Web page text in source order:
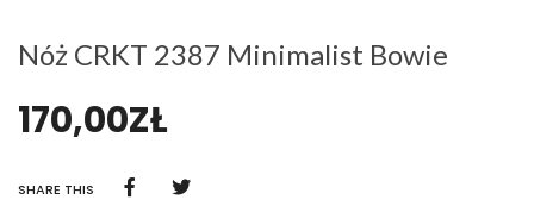
Nóż CRKT 2387 Minimalist Bowie
170,00ZŁ
SHARE THIS